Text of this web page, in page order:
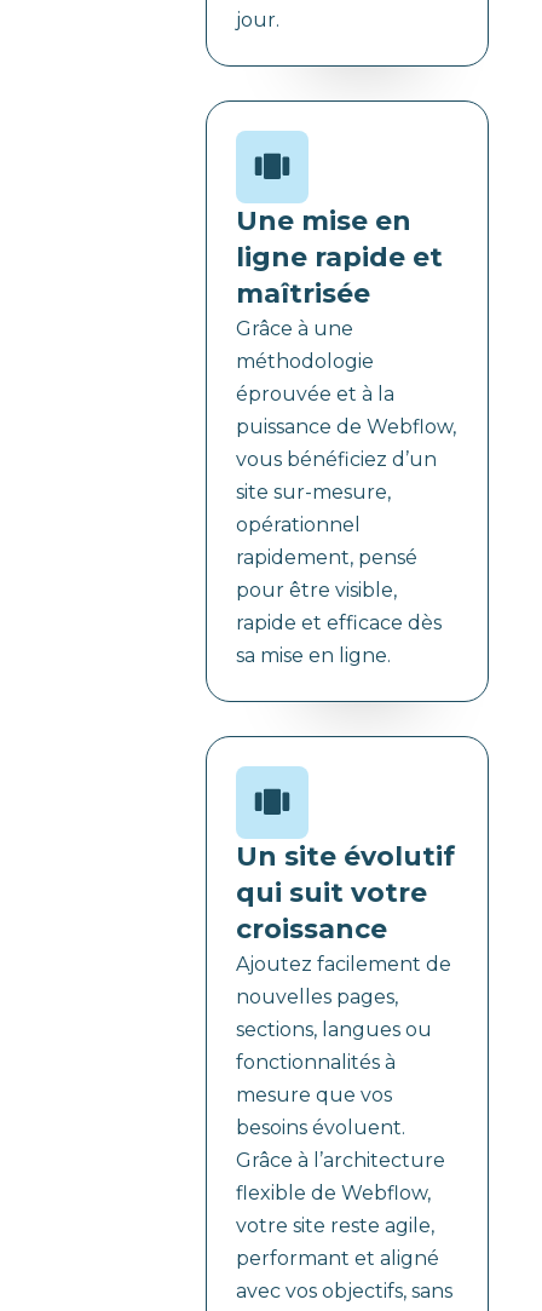
jour.
Une mise en
ligne rapide et
maîtrisée
Grâce à une
méthodologie
éprouvée et à la
puissance de Webflow,
vous bénéficiez d’un
site sur-mesure,
opérationnel
rapidement, pensé
pour être visible,
rapide et efficace dès
sa mise en ligne.
Un site évolutif
qui suit votre
croissance
Ajoutez facilement de
nouvelles pages,
sections, langues ou
fonctionnalités à
mesure que vos
besoins évoluent.
Grâce à l’architecture
flexible de Webflow,
votre site reste agile,
performant et aligné
avec vos objectifs, sans